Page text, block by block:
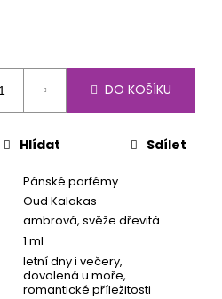
DO KOŠÍKU
Pánské parfémy
Oud Kalakas
ambrová, svěže dřevitá
1 ml
letní dny i večery,
dovolená u moře,
romantické příležitosti
Hlídat Sdílet